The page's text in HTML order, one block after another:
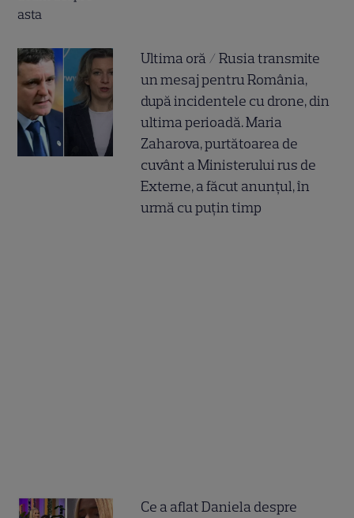
Ultima oră / Rusia transmite
un mesaj pentru România,
după incidentele cu drone, din
ultima perioadă. Maria
Zaharova, purtătoarea de
cuvânt a Ministerului rus de
Externe, a făcut anunțul, în
urmă cu puțin timp
Ce a aflat Daniela despre